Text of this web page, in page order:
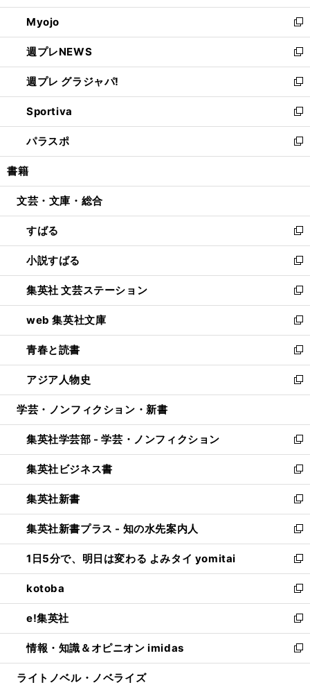
開
く
ウ
で
開
く
ン
ド
ウ
で
開
く
ウ
ィ
ン
ド
ウ
で
開
く
Myojo
新
し
い
ウ
ィ
ン
ド
ウ
で
開
週プレNEWS
新
し
い
ウ
ィ
ン
ド
ウ
開
週プレ グラジャパ!
新
し
い
ウ
ィ
ン
ウ
開
く
Sportiva
新
し
い
ウ
ン
ウ
で
開
く
パラスポ
新
し
ウ
ン
ド
ウ
で
開
く
書籍
文芸・文庫・総合
すばる
新
し
い
ウ
ィ
ン
ド
ウ
で
開
く
小説すばる
新
し
い
ウ
ィ
ン
ド
ウ
で
開
集英社 文芸ステーション
新
し
い
ウ
ィ
ン
ド
ウ
開
く
web 集英社文庫
新
し
い
ウ
ィ
ン
ウ
で
開
く
青春と読書
新
し
い
ウ
ン
ド
ウ
で
開
く
アジア人物史
新
し
ウ
ィ
ン
ド
ウ
で
開
く
学芸・ノンフィクション・新書
集英社学芸部 - 学芸・ノンフィクション
新
し
い
ウ
ィ
ン
ド
ウ
で
開
く
集英社ビジネス書
新
し
い
ウ
ィ
ン
ド
ウ
で
開
く
集英社新書
新
し
い
ウ
ィ
ン
ド
ウ
で
開
く
集英社新書プラス - 知の水先案内人
新
し
い
ウ
ィ
ン
ド
ウ
で
開
1日5分で、明日は変わる よみタイ yomitai
新
し
い
ウ
ィ
ン
ド
ウ
kotoba
新
し
い
ウ
ィ
ン
e!集英社
新
し
い
ウ
情報・知識＆オピニオン imidas
新
し
ライトノベル・ノベライズ